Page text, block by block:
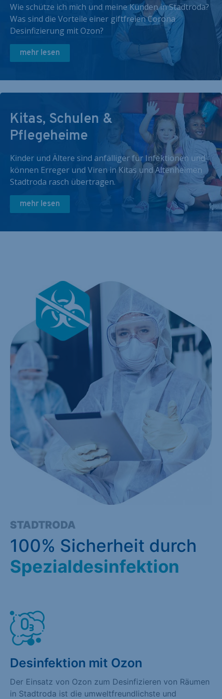
Wie schütze ich mich und meine Kunden in Stadtroda?
Was sind die Vorteile einer giftfreien Corona
Desinfizierung mit Ozon?
mehr lesen
Kitas, Schulen &
Pflegeheime
Kinder und Ältere sind anfälliger für Infektionen und
können Erreger und Viren in Kitas und Altenheimen
Stadtroda rasch übertragen.
mehr lesen
STADTRODA
100% Sicherheit durch
Spezialdesinfektion
Desinfektion mit Ozon
Der Einsatz von Ozon zum Desinfizieren von Räumen
in Stadtroda ist die umweltfreundlichste und